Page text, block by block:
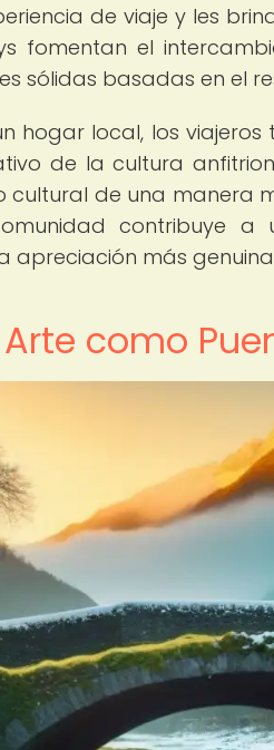
de viaje y les
fomentan el
sólidas basadas en el
hogar local, los
de la cultura
de una manera
contribuye a
apreciación más
como